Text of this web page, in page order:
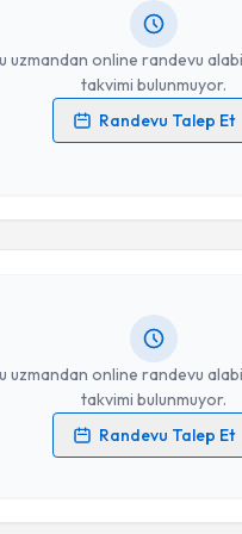
uzmandan online randevu
takvimi bulunmuyor.
Randevu Talep Et
verilerimin işlenmesine ilişkin
uzmandan online randevu
takvimi bulunmuyor.
Randevu Talep Et
için randevu takvimi
almanız için bir takvim
verilerimin işlenmesine ilişkin